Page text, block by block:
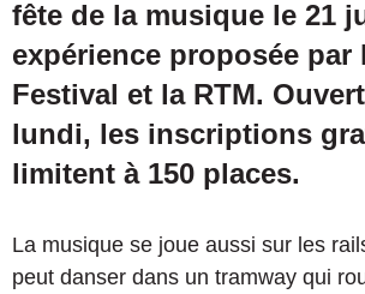
fête de la musique le 21
expérience proposée par
Festival et la RTM.
lundi, les inscriptions
limitent à 150 places.
La musique se joue aussi sur les
peut danser dans un tramway qui